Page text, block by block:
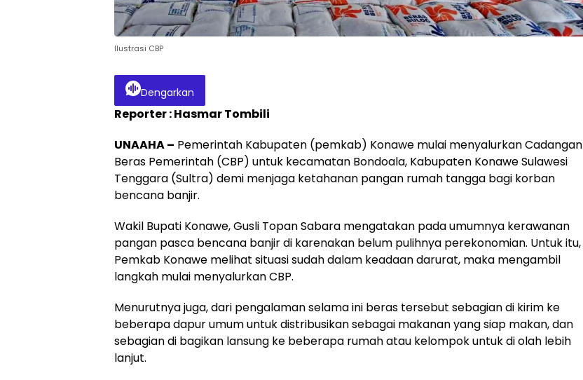
Ilustrasi CBP
Dengarkan
Reporter : Hasmar Tombili
UNAAHA – Pemerintah Kabupaten (pemkab) Konawe mulai menyalurkan Cadangan
Beras Pemerintah (CBP) untuk kecamatan Bondoala, Kabupaten Konawe Sulawesi
Tenggara (Sultra) demi menjaga ketahanan pangan rumah tangga bagi korban
bencana banjir.
Wakil Bupati Konawe, Gusli Topan Sabara mengatakan pada umumnya kerawanan
pangan pasca bencana banjir di karenakan belum pulihnya perekonomian. Untuk itu,
Pemkab Konawe melihat situasi sudah dalam keadaan darurat, maka mengambil
langkah mulai menyalurkan CBP.
Menurutnya juga, dari pengalaman selama ini beras tersebut sebagian di kirim ke
beberapa dapur umum untuk distribusikan sebagai makanan yang siap makan, dan
sebagian di bagikan lansung ke beberapa rumah atau kelompok untuk di olah lebih
lanjut.